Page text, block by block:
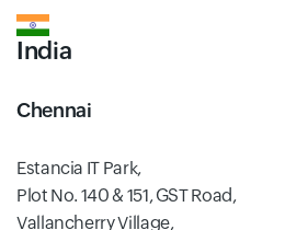
India
Chennai
Estancia IT Park,
Plot No. 140 & 151, GST Road,
Vallancherry Village,